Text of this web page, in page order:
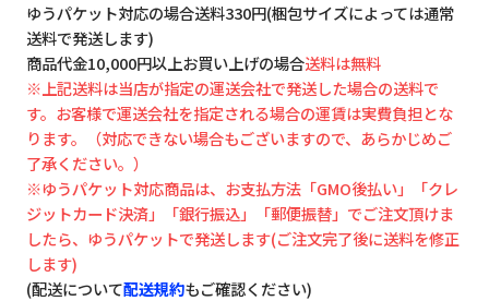
ゆうパケット対応の場合送料330円(梱包サイズによっては通常
送料で発送します)
商品代金10,000円以上お買い上げの場合送料は無料
※上記送料は当店が指定の運送会社で発送した場合の送料で
す。お客様で運送会社を指定される場合の運賃は実費負担とな
ります。（対応できない場合もございますので、あらかじめご
了承ください。）
※ゆうパケット対応商品は、お支払方法「GMO後払い」「クレ
ジットカード決済」「銀行振込」「郵便振替」でご注文頂けま
したら、ゆうパケットで発送します(ご注文完了後に送料を修正
します)
(配送について配送規約もご確認ください)